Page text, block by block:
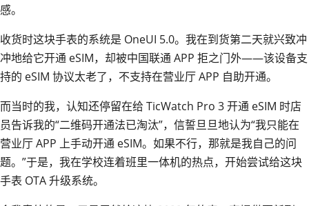
感。
收货时这块手表的系统是 OneUI 5.0。我在到货第二天就兴致冲
冲地给它开通 eSIM，却被中国联通 APP 拒之门外——该设备支
持的 eSIM 协议太老了，不支持在营业厅 APP 自助开通。
而当时的我，认知还停留在给 TicWatch Pro 3 开通 eSIM 时店
员告诉我的“二维码开通法已淘汰”，信誓旦旦地认为“我只能在
营业厅 APP 上手动开通 eSIM。如果不行，那就是我自己的问
题。”于是，我在学校连着班里一体机的热点，开始尝试给这块
手表 OTA 升级系统。